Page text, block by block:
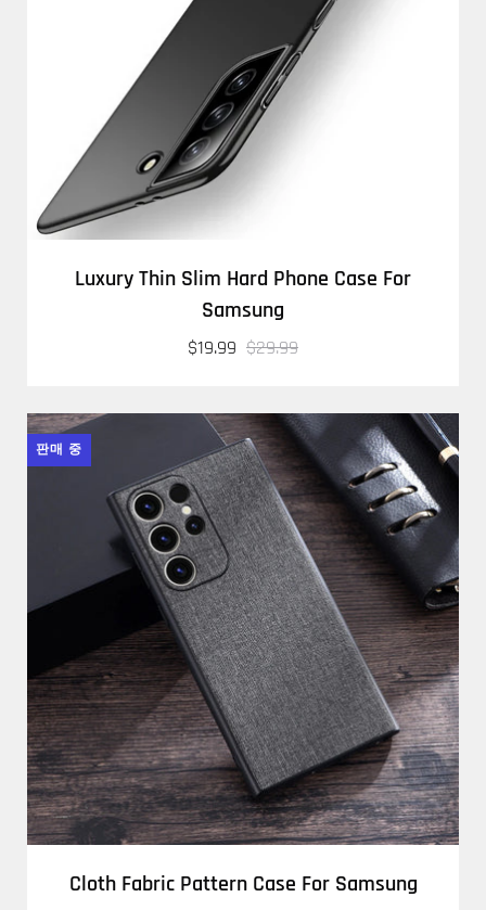
Luxury Thin Slim Hard Phone Case For
Samsung
$19.99 $29.99
판매 중
Cloth Fabric Pattern Case For Samsung